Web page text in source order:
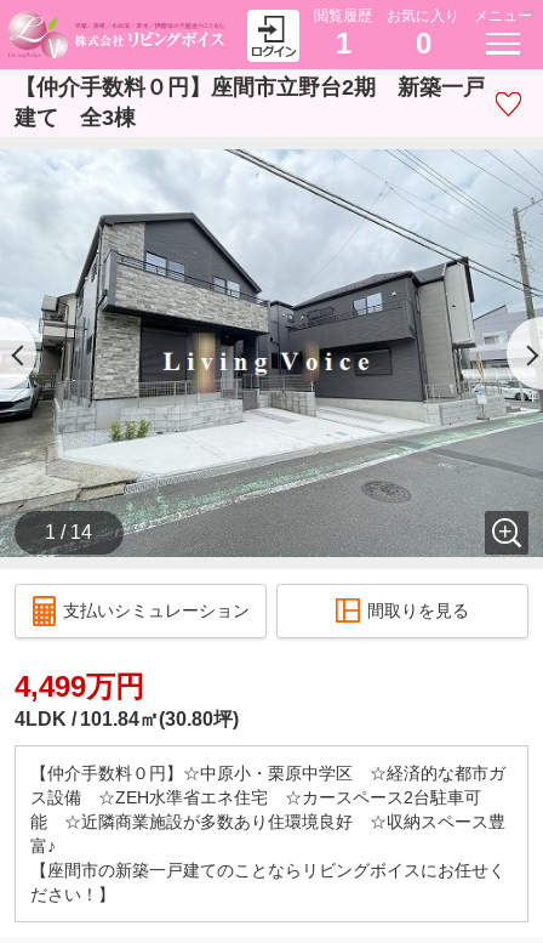
閲覧履歴
1
お気に入り
0
メニュー
【仲介手数料０円】座間市立野台2期 新築一戸
建て 全3棟
1 / 14
支払いシミュレーション 間取りを見る
4,499万円
4LDK 101.84㎡(30.80坪)
【仲介手数料０円】☆中原小・栗原中学区 ☆経済的な都市ガ
ス設備 ☆ZEH水準省エネ住宅 ☆カースペース2台駐車可
能 ☆近隣商業施設が多数あり住環境良好 ☆収納スペース豊
富♪
【座間市の新築一戸建てのことならリビングボイスにお任せく
ださい！】